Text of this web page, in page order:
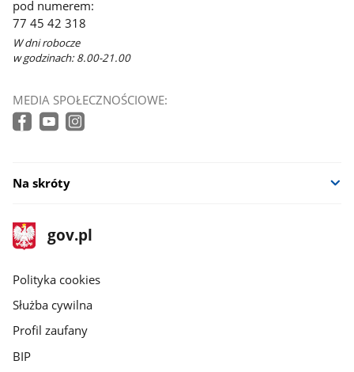
pod numerem:
77 45 42 318
W dni robocze
w godzinach: 8.00-21.00
MEDIA SPOŁECZNOŚCIOWE:
Na skróty
stopka
gov.pl
Strona
gov.pl
gov.pl
Polityka cookies
Służba cywilna
Profil zaufany
BIP